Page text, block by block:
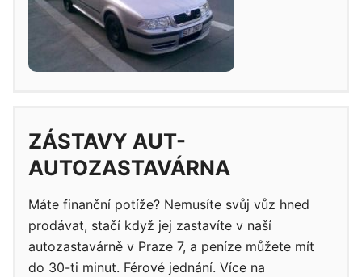
ZÁSTAVY AUT-
AUTOZASTAVÁRNA
Máte finanční potíže? Nemusíte svůj vůz hned
prodávat, stačí když jej zastavíte v naší
autozastavárně v Praze 7, a peníze můžete mít
do 30-ti minut. Férové jednání. Více na